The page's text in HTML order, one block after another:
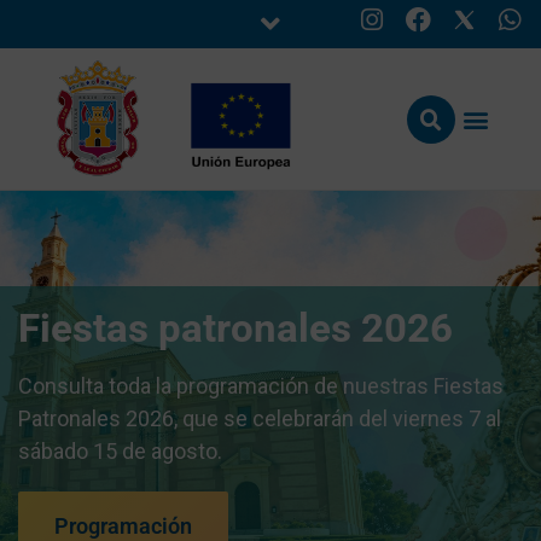
Fiestas patronales 2026
Consulta toda la programación de nuestras Fiestas
Patronales 2026, que se celebrarán del viernes 7 al
sábado 15 de agosto.
Programación